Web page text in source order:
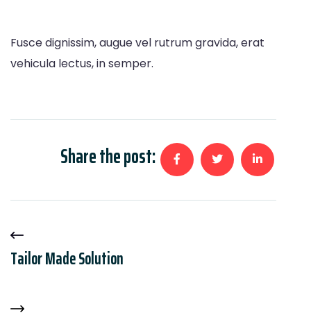
Fusce dignissim, augue vel rutrum gravida, erat
vehicula lectus, in semper.
Share the post:
Tailor Made Solution